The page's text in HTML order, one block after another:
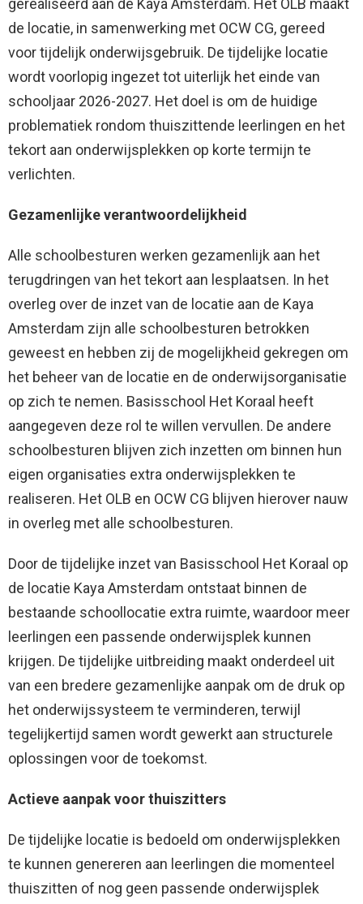
de locatie, in samenwerking met OCW CG, gereed
voor tijdelijk onderwijsgebruik. De tijdelijke locatie
wordt voorlopig ingezet tot uiterlijk het einde van
schooljaar 2026-2027. Het doel is om de huidige
problematiek rondom thuiszittende leerlingen en het
tekort aan onderwijsplekken op korte termijn te
verlichten.
Gezamenlijke verantwoordelijkheid
Alle schoolbesturen werken gezamenlijk aan het
terugdringen van het tekort aan lesplaatsen. In het
overleg over de inzet van de locatie aan de Kaya
Amsterdam zijn alle schoolbesturen betrokken
geweest en hebben zij de mogelijkheid gekregen om
het beheer van de locatie en de onderwijsorganisatie
op zich te nemen. Basisschool Het Koraal heeft
aangegeven deze rol te willen vervullen. De andere
schoolbesturen blijven zich inzetten om binnen hun
eigen organisaties extra onderwijsplekken te
realiseren. Het OLB en OCW CG blijven hierover nauw
in overleg met alle schoolbesturen.
Door de tijdelijke inzet van Basisschool Het Koraal op
de locatie Kaya Amsterdam ontstaat binnen de
bestaande schoollocatie extra ruimte, waardoor meer
leerlingen een passende onderwijsplek kunnen
krijgen. De tijdelijke uitbreiding maakt onderdeel uit
van een bredere gezamenlijke aanpak om de druk op
het onderwijssysteem te verminderen, terwijl
tegelijkertijd samen wordt gewerkt aan structurele
oplossingen voor de toekomst.
Actieve aanpak voor thuiszitters
De tijdelijke locatie is bedoeld om onderwijsplekken
te kunnen genereren aan leerlingen die momenteel
thuiszitten of nog geen passende onderwijsplek